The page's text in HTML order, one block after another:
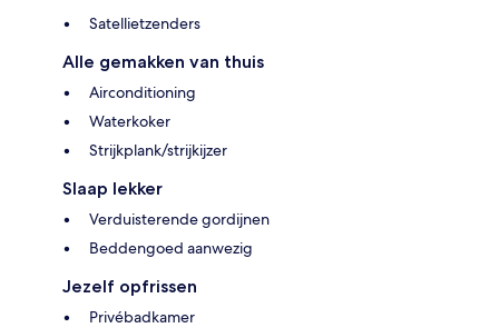
Satellietzenders
Alle gemakken van thuis
Airconditioning
Waterkoker
Strijkplank/strijkijzer
Slaap lekker
Verduisterende gordijnen
Beddengoed aanwezig
Jezelf opfrissen
Privébadkamer